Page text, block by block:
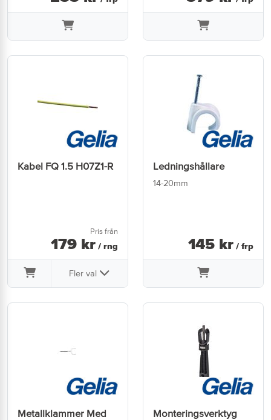
Kabel FQ 1.5 H07Z1-R
Pris från
179 kr / rng
Fler val
Ledningshållare
14-20mm
145 kr / frp
Metallklammer Med
Monteringsverktyg